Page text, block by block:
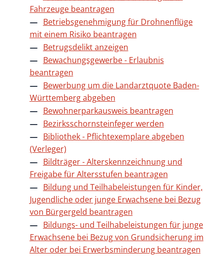
Fahrzeuge beantragen
Betriebsgenehmigung für Drohnenflüge
mit einem Risiko beantragen
Betrugsdelikt anzeigen
Bewachungsgewerbe - Erlaubnis
beantragen
Bewerbung um die Landarztquote Baden-
Württemberg abgeben
Bewohnerparkausweis beantragen
Bezirksschornsteinfeger werden
Bibliothek - Pflichtexemplare abgeben
(Verleger)
Bildträger - Alterskennzeichnung und
Freigabe für Altersstufen beantragen
Bildung und Teilhabeleistungen für Kinder,
Jugendliche oder junge Erwachsene bei Bezug
von Bürgergeld beantragen
Bildungs- und Teilhabeleistungen für junge
Erwachsene bei Bezug von Grundsicherung im
Alter oder bei Erwerbsminderung beantragen